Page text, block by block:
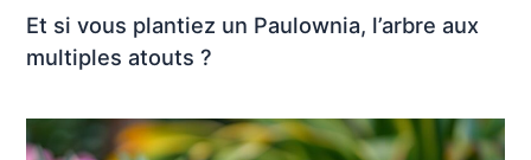
Et si vous plantiez un Paulownia, l’arbre aux
multiples atouts ?